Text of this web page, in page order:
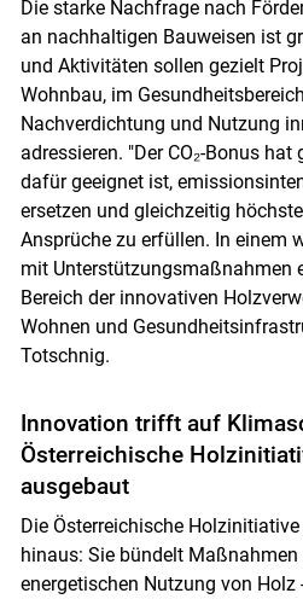
Die starke Nachfrage nach
an nachhaltigen Bauweisen ist
und Aktivitäten sollen gezielt
Wohnbau, im
Nachverdichtung und Nutzung
adressieren. "Der CO₂-Bonus
dafür geeignet ist,
ersetzen und gleichzeitig
Ansprüche zu erfüllen. In einem
mit Unterstützungsmaßnahmen
Bereich der innovativen
Wohnen und
Totschnig.
Innovation trifft auf
Österreichische
ausgebaut
Die Österreichische
hinaus: Sie bündelt
energetischen Nutzung von Holz